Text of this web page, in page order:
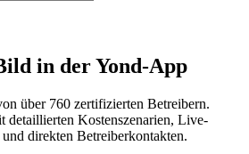
in der Yond-App
über 760 zertifizierten Betreibern.
detaillierten Kostenszenarien, Live-
direkten Betreiberkontakten.